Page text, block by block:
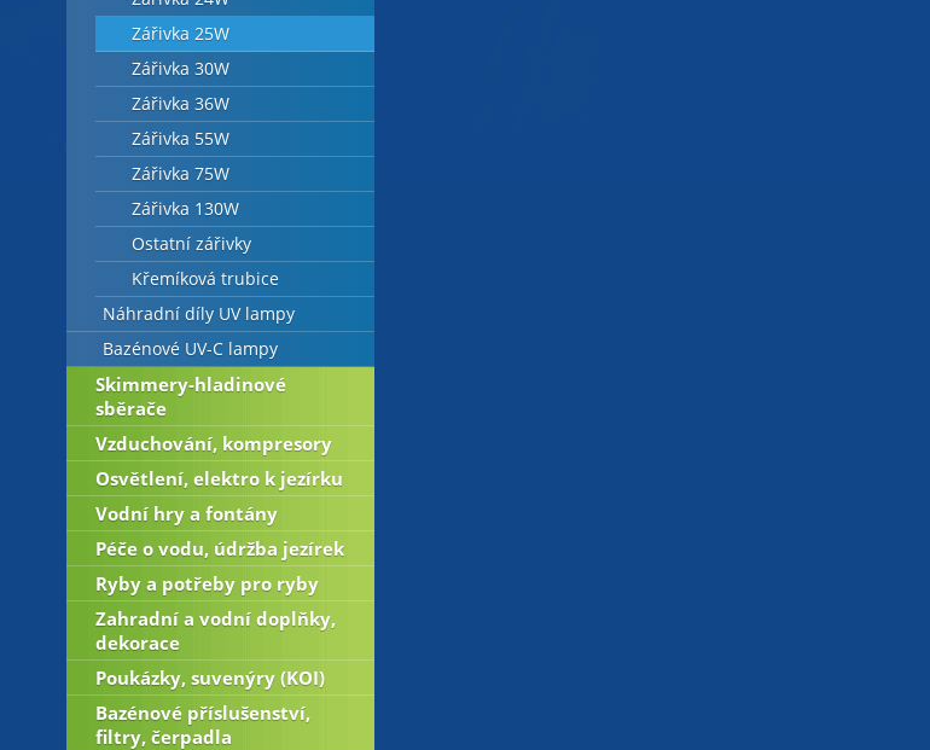
Zářivka 25W
Zářivka 30W
Zářivka 36W
Zářivka 55W
Zářivka 75W
Zářivka 130W
Ostatní zářivky
Křemíková trubice
Náhradní díly UV lampy
Bazénové UV-C lampy
Skimmery-hladinové
sběrače
Vzduchování, kompresory
Osvětlení, elektro k jezírku
Vodní hry a fontány
Péče o vodu, údržba jezírek
Ryby a potřeby pro ryby
Zahradní a vodní doplňky,
dekorace
Poukázky, suvenýry (KOI)
Bazénové příslušenství,
filtry, čerpadla